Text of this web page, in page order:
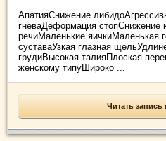
АпатияСнижение
гневаДеформация стопСнижение
речиМаленькие яичкиМаленькая
суставаУзкая глазная
грудиВысокая талияПлоская
женскому типуШироко ...
Читать